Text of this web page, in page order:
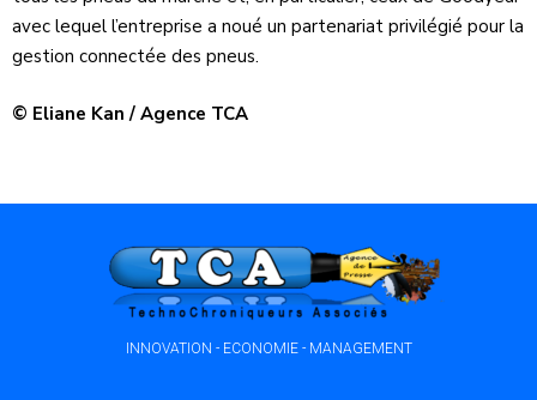
avec lequel l’entreprise a noué un partenariat privilégié pour la
gestion connectée des pneus.
© Eliane Kan / Agence TCA
INNOVATION - ECONOMIE - MANAGEMENT